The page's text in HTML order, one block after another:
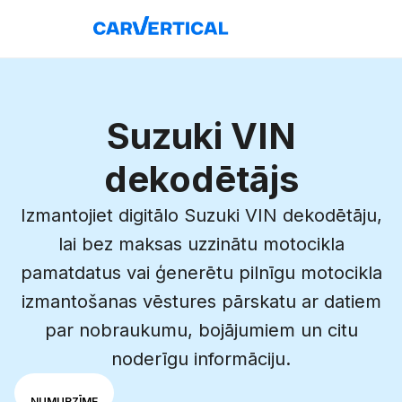
Suzuki VIN
dekodētājs
Izmantojiet digitālo Suzuki VIN dekodētāju,
lai bez maksas uzzinātu motocikla
pamatdatus vai ģenerētu pilnīgu motocikla
izmantošanas vēstures pārskatu ar datiem
par nobraukumu, bojājumiem un citu
noderīgu informāciju.
Izvēlies